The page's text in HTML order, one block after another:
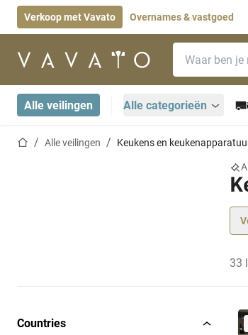
Verkoop met Vavato Overnames & vastgoed
Startpagina
Alle veilingen Alle categorieën
StartpaginaAlle veilingen Keukens en
33
Countries